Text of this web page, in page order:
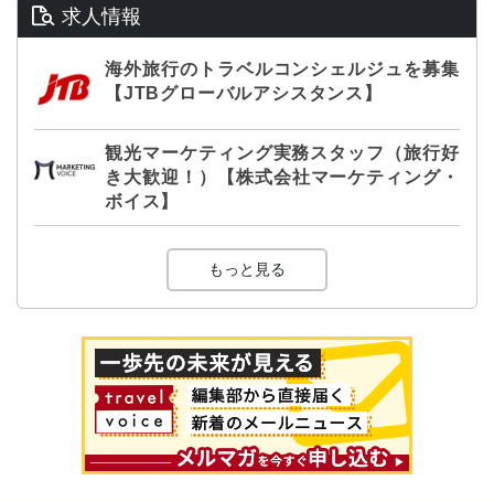
求人情報
海外旅行のトラベルコンシェルジュを募集
【JTBグローバルアシスタンス】
観光マーケティング実務スタッフ（旅行好
き大歓迎！）【株式会社マーケティング・
ボイス】
もっと見る